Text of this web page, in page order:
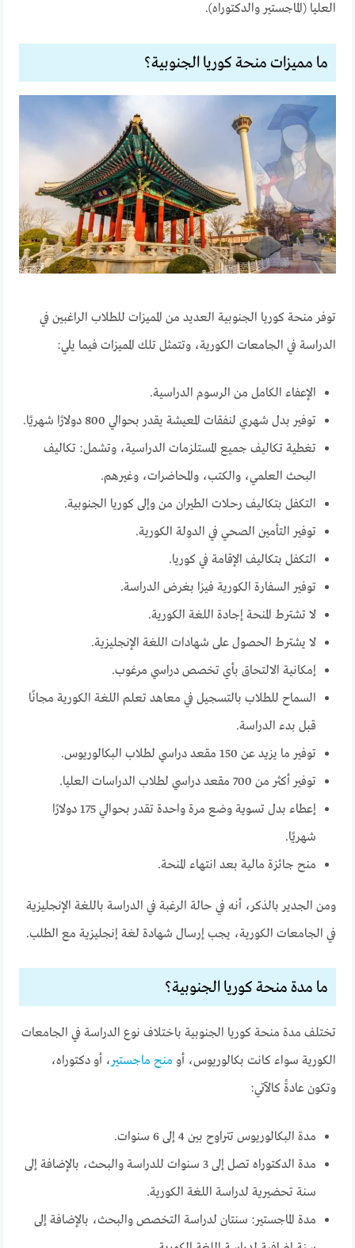
العليا (الماجستير والدكتوراه).
ما مميزات منحة كوريا الجنوبية؟
توفر منحة كوريا الجنوبية العديد من المميزات للطلاب الراغبين في
الدراسة في الجامعات الكورية، وتتمثل تلك المميزات فيما يلي:
الإعفاء الكامل من الرسوم الدراسية.
توفير بدل شهري لنفقات المعيشة يقدر بحوالي 800 دولارًا شهريًا.
تغطية تكاليف جميع المستلزمات الدراسية، وتشمل: تكاليف
البحث العلمي، والكتب، والمحاضرات، وغيرهم.
التكفل بتكاليف رحلات الطيران من وإلى كوريا الجنوبية.
توفير التأمين الصحي في الدولة الكورية.
التكفل بتكاليف الإقامة في كوريا.
توفير السفارة الكورية فيزا بغرض الدراسة.
لا تشترط المنحة إجادة اللغة الكورية.
لا يشترط الحصول على شهادات اللغة الإنجليزية.
إمكانية الالتحاق بأي تخصص دراسي مرغوب.
السماح للطلاب بالتسجيل في معاهد تعلم اللغة الكورية مجانًا
قبل بدء الدراسة.
توفير ما يزيد عن 150 مقعد دراسي لطلاب البكالوريوس.
توفير أكثر من 700 مقعد دراسي لطلاب الدراسات العليا.
إعطاء بدل تسوية وضع مرة واحدة تقدر بحوالي 175 دولارًا
شهريًا.
منح جائزة مالية بعد انتهاء المنحة.
ومن الجدير بالذكر، أنه في حالة الرغبة في الدراسة باللغة الإنجليزية
في الجامعات الكورية، يجب إرسال شهادة لغة إنجليزية مع الطلب.
ما مدة منحة كوريا الجنوبية؟
تختلف مدة منحة كوريا الجنوبية باختلاف نوع الدراسة في الجامعات
الكورية سواء كانت بكالوريوس، أو منح ماجستير، أو دكتوراه،
وتكون عادةً كالآتي:
مدة البكالوريوس تتراوح بين 4 إلى 6 سنوات.
مدة الدكتوراه تصل إلى 3 سنوات للدراسة والبحث، بالإضافة إلى
سنة تحضيرية لدراسة اللغة الكورية.
مدة الماجستير: سنتان لدراسة التخصص والبحث، بالإضافة إلى